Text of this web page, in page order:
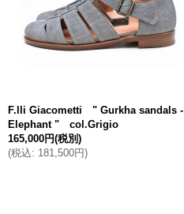
F.lli Giacometti " Gurkha sandals -
Elephant " col.Grigio
165,000円(税別)
(税込: 181,500円)